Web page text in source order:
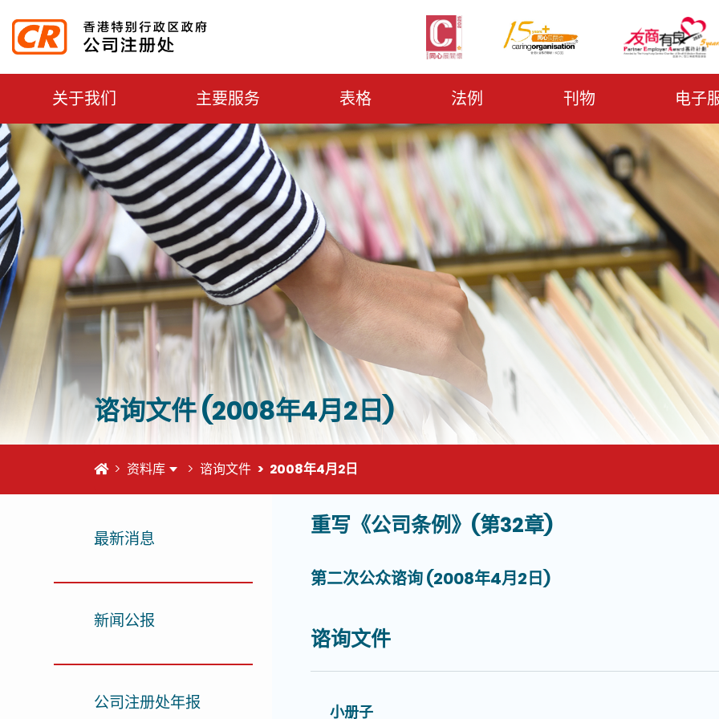
关于我们 主要服务 表格 法例 刊物 电子
谘询文件 (2008年4月2日)
首页资料库 谘询文件 2008年4月2日
最新消息
新闻公报
公司注册处年报
这个页面的主要内容
重写《公司条例》(第32章)
第二次公众谘询 (2008年4月2日)
谘询文件
小册子